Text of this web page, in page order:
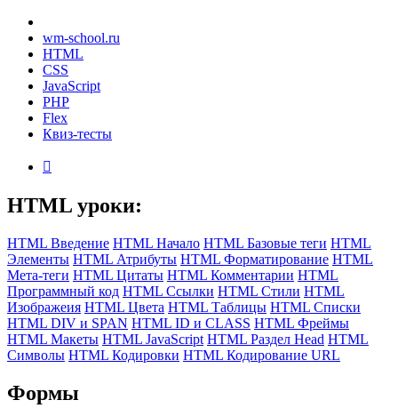
wm-school.ru
HTML
CSS
JavaScript
PHP
Flex
Квиз-тесты

HTML уроки:
HTML Введение HTML Начало HTML Базовые теги HTML
Элементы HTML Атрибуты HTML Форматирование HTML
Мета-теги HTML Цитаты HTML Комментарии HTML
Программный код HTML Ссылки HTML Стили HTML
Изображеия HTML Цвета HTML Таблицы HTML Списки
HTML DIV и SPAN HTML ID и CLASS HTML Фреймы
HTML Макеты HTML JavaScript HTML Раздел Head HTML
Символы HTML Кодировки HTML Кодирование URL
Формы